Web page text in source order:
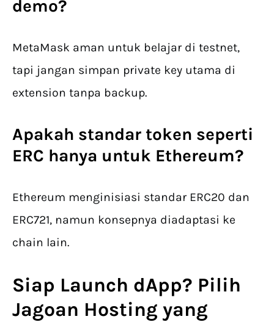
demo?
MetaMask aman untuk belajar di testnet,
tapi jangan simpan private key utama di
extension tanpa backup.
Apakah standar token seperti
ERC hanya untuk Ethereum?
Ethereum menginisiasi standar ERC20 dan
ERC721, namun konsepnya diadaptasi ke
chain lain.
Siap Launch dApp? Pilih
Jagoan Hosting yang